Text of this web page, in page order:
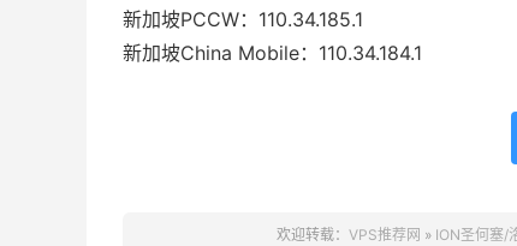
新加坡PCCW：110.34.185.1
新加坡China Mobile：110.34.184.1
欢迎转载： VPS推荐网 » ION圣何塞/